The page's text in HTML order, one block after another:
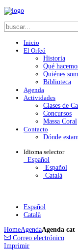
Inicio
El Orfeó
Historia
Qué
Quiénes
Biblioteca
Agenda
Actividades
Clases de
Concursos
Massa Coral
Contacto
Dónde
Idioma selector
Español
Español
Català
Español
Català
HomeAgendaAgenda cat
Correo electrónico
Imprimir